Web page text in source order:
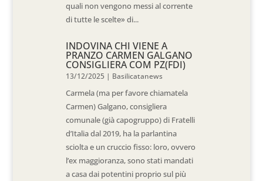
quali non vengono messi al corrente
di tutte le scelte» di...
INDOVINA CHI VIENE A
PRANZO CARMEN GALGANO
CONSIGLIERA COM PZ(FDI)
13/12/2025 | Basilicatanews
Carmela (ma per favore chiamatela
Carmen) Galgano, consigliera
comunale (già capogruppo) di Fratelli
d’Italia dal 2019, ha la parlantina
sciolta e un cruccio fisso: loro, ovvero
l’ex maggioranza, sono stati mandati
a casa dai potentini proprio sul più